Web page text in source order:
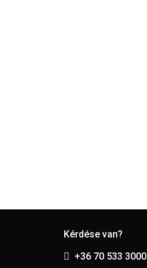
Kérdése van?
+36 70 533 3000